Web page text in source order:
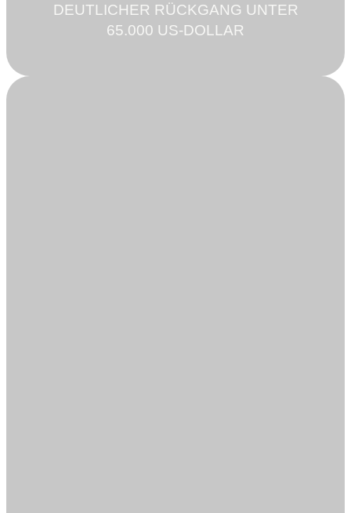
DEUTLICHER RÜCKGANG UNTER
65.000 US-DOLLAR